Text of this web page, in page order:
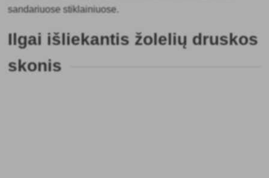
sandariuose stiklainiuose.
Ilgai išliekantis žolelių druskos
skonis